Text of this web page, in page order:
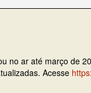
no ar até março de
Acesse